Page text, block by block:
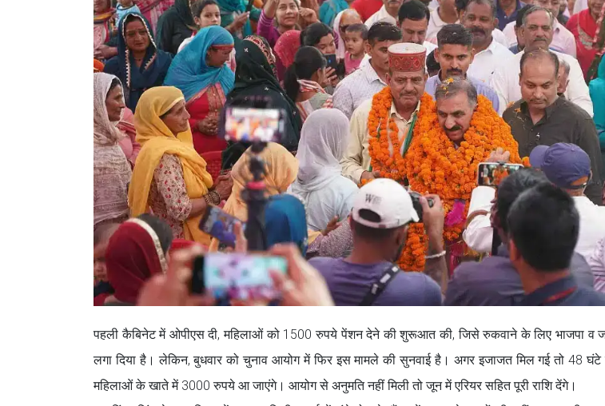
पहली कैबिनेट में ओपीएस दी, महिलाओं को 1500 रुपये पेंशन देने की शुरूआत की, जिसे रुकवाने के लिए भाजपा व
लगा दिया है। लेकिन, बुधवार को चुनाव आयोग में फिर इस मामले की सुनवाई है। अगर इजाजत मिल गई तो 48 घंटे
महिलाओं के खाते में 3000 रुपये आ जाएंगे। आयोग से अनुमति नहीं मिली तो जून में एरियर सहित पूरी राशि देंगे।